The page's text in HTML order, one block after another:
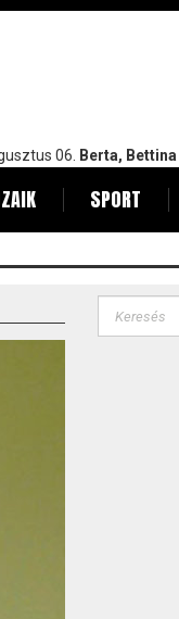
06. Berta, Bettina
SPORT